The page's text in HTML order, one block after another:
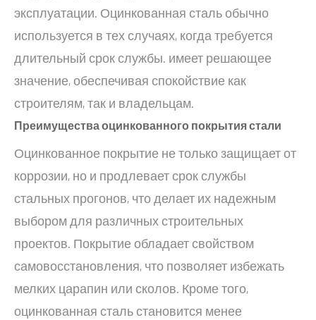
эксплуатации. Оцинкованная сталь обычно
используется в тех случаях, когда требуется
длительный срок службы. имеет решающее
значение, обеспечивая спокойствие как
строителям, так и владельцам.
Преимущества оцинкованного покрытия стали
Оцинкованное покрытие не только защищает от
коррозии, но и продлевает срок службы
стальных прогонов, что делает их надежным
выбором для различных строительных
проектов. Покрытие обладает свойством
самовосстановления, что позволяет избежать
мелких царапин или сколов. Кроме того,
оцинкованная сталь становится менее